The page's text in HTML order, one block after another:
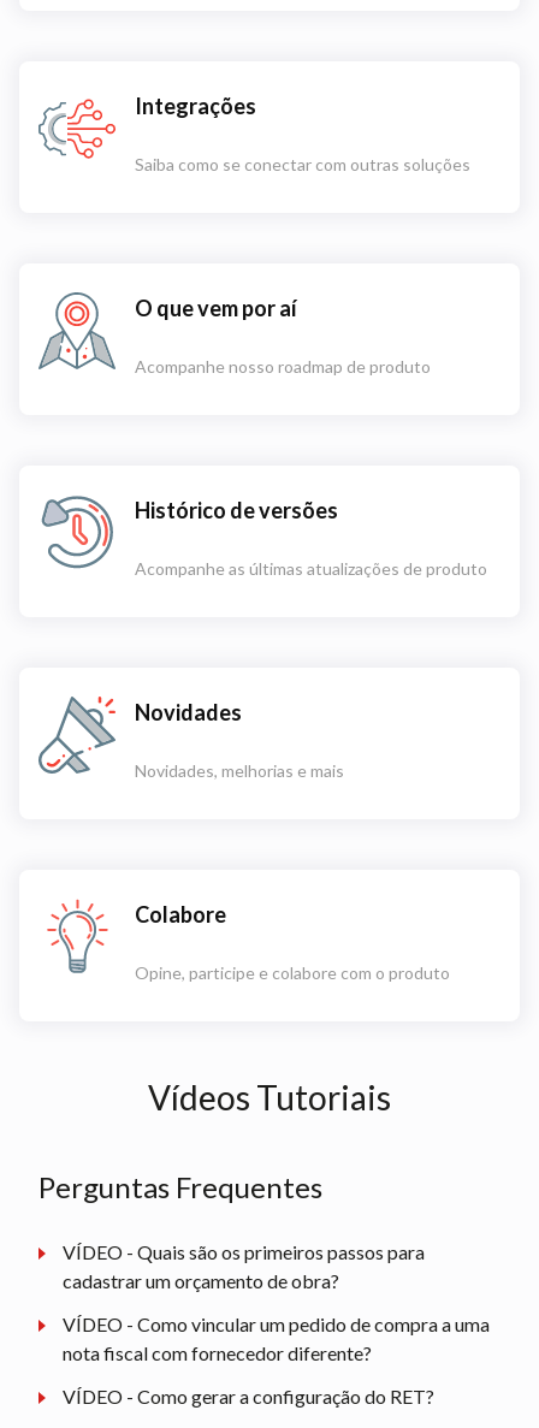
Integrações
Saiba como se conectar com outras soluções
O que vem por aí
Acompanhe nosso roadmap de produto
Histórico de versões
Acompanhe as últimas atualizações de produto
Novidades
Novidades, melhorias e mais
Colabore
Opine, participe e colabore com o produto
Vídeos Tutoriais
Perguntas Frequentes
VÍDEO - Quais são os primeiros passos para
cadastrar um orçamento de obra?
VÍDEO - Como vincular um pedido de compra a uma
nota fiscal com fornecedor diferente?
VÍDEO - Como gerar a configuração do RET?